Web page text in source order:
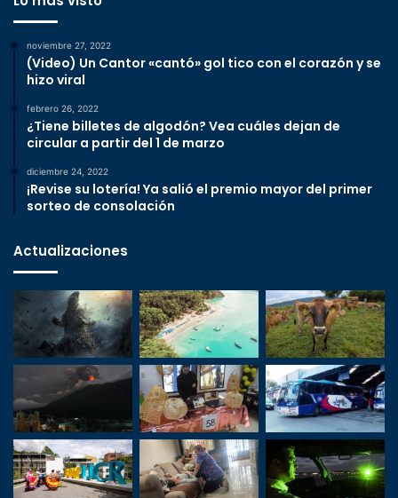
noviembre 27, 2022
(Video) Un Cantor «cantó» gol tico con el corazón y se
hizo viral
febrero 26, 2022
¿Tiene billetes de algodón? Vea cuáles dejan de
circular a partir del 1 de marzo
diciembre 24, 2022
¡Revise su lotería! Ya salió el premio mayor del primer
sorteo de consolación
Actualizaciones